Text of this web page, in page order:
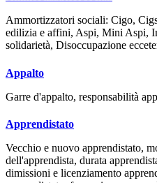
Ammortizzatori sociali: Cigo,
edilizia e affini, Aspi, Mini Aspi,
solidarietà, Disoccupazione
Appalto
Garre d'appalto, responsabilità
Apprendistato
Vecchio e nuovo apprendistato,
dell'apprendista, durata
dimissioni e licenziamento